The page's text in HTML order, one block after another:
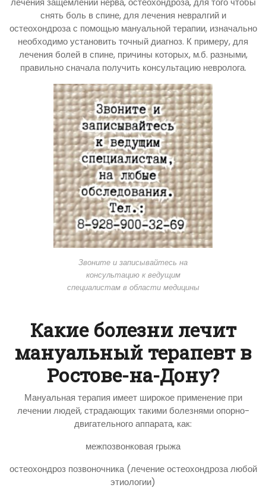
снять боль в спине, для лечения невралгий и
остеохондроза с помощью мануальной терапии, изначально
необходимо установить точный диагноз. К примеру, для
лечения болей в спине, причины которых, м.б. разными,
правильно сначала получить консультацию невролога.
Звоните и записывайтесь на
консультацию к ведущим
специалистам в области медицины
Какие болезни лечит
мануальный терапевт в
Ростове-на-Дону?
Мануальная терапия имеет широкое применение при
лечении людей, страдающих такими болезнями опорно-
двигательного аппарата, как:
межпозвонковая грыжа
остеохондроз позвоночника (лечение остеохондроза любой
этиологии)